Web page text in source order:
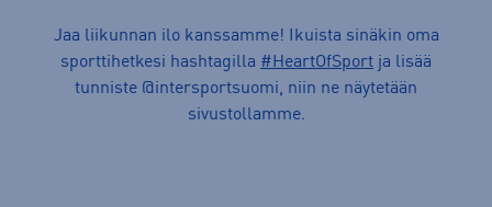
Jaa liikunnan ilo kanssamme! Ikuista sinäkin oma
sporttihetkesi hashtagilla #HeartOfSport ja lisää
tunniste @intersportsuomi, niin ne näytetään
sivustollamme.